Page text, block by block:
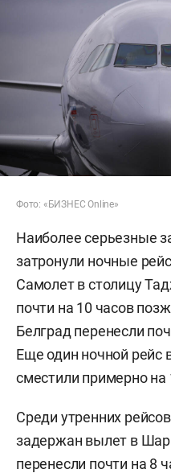
Фото: «БИЗНЕС Online»
Наиболее серьезные
затронули ночные
Самолет в столицу
почти на 10 часов
Белград перенесли
Еще один ночной рейс
сместили примерно на
Среди утренних
задержан вылет в
перенесли почти на 8